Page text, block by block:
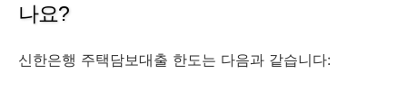
나요?
신한은행 주택담보대출 한도는 다음과 같습니다: